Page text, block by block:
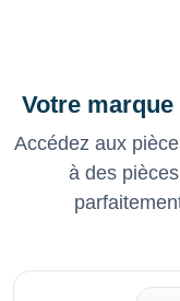
Votre
Accédez aux
à des